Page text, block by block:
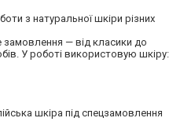
з натуральної шкіри різних
— від класики до
У роботі використовую шкіру:
шкіра під спецзамовлення